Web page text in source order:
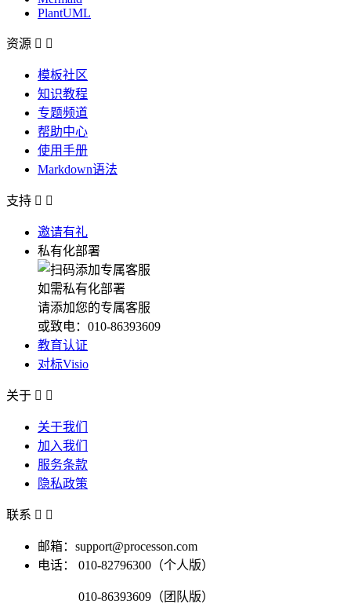
PlantUML
资源  
模板社区
知识教程
专题频道
帮助中心
使用手册
Markdown语法
支持  
邀请有礼
私有化部署
如需私有化部署
请添加您的专属客服
或致电：010-86393609
教育认证
对标Visio
关于  
关于我们
加入我们
服务条款
隐私政策
联系  
邮箱：support@processon.com
电话：
010-82796300（个人版）
010-86393609（团队版）